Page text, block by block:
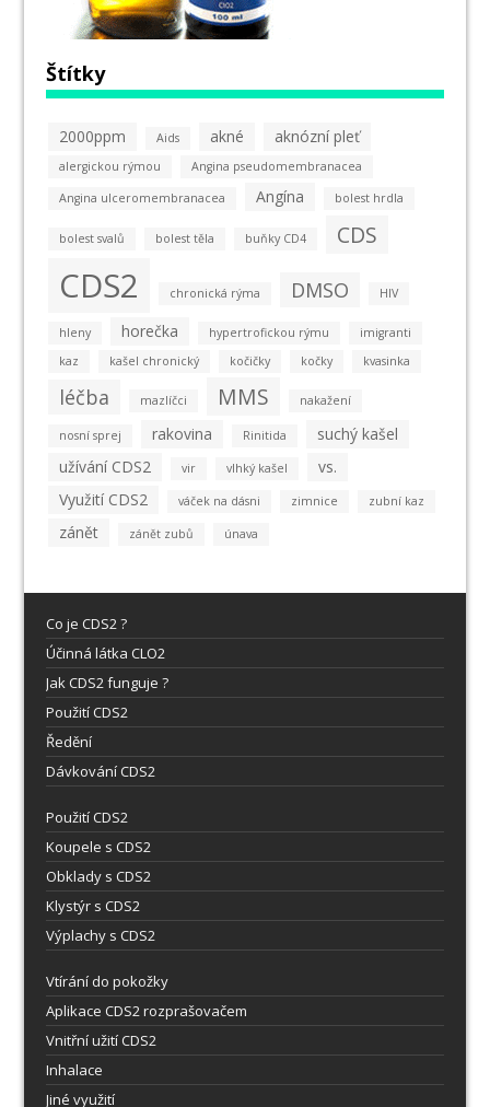
Štítky
2000ppm Aids akné aknózní pleť
alergickou rýmou Angina pseudomembranacea
Angina ulceromembranacea Angína bolest hrdla
bolest svalů bolest těla buňky CD4 CDS
CDS2 chronická rýma DMSO HIV
hleny horečka hypertrofickou rýmu
imigranti
kaz
kašel chronický kočičky kočky kvasinka
léčba mazlíčci MMS nakažení
nosní sprej rakovina Rinitida
suchý kašel
užívání CDS2
vir vlhký kašel
vs.
Využití CDS2
váček na dásni zimnice zubní kaz
zánět zánět zubů únava
Co je CDS2 ?
Účinná látka CLO2
Jak CDS2 funguje ?
Použití CDS2
Ředění
Dávkování CDS2
Použití CDS2
Koupele s CDS2
Obklady s CDS2
Klystýr s CDS2
Výplachy s CDS2
Vtírání do pokožky
Aplikace CDS2 rozprašovačem
Vnitřní užití CDS2
Inhalace
Jiné využití